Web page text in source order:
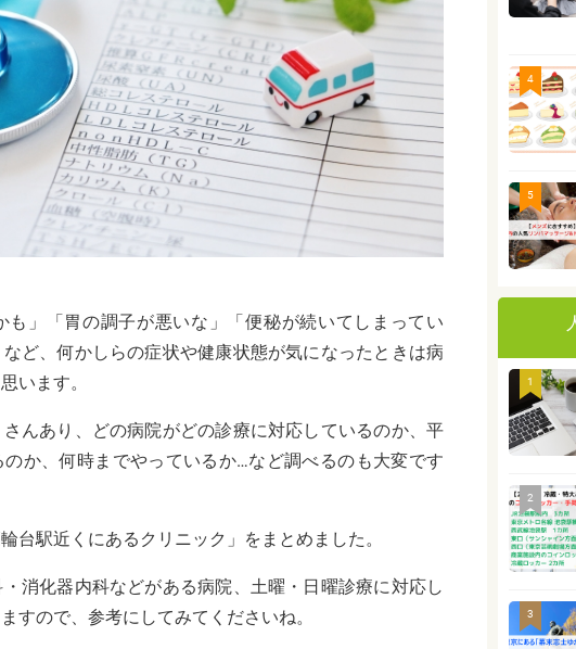
も」「胃の調子が悪いな」「便秘が続いてしまってい
ど、何かしらの症状や健康状態が気になったときは病
います。
んあり、どの病院がどの診療に対応しているのか、平
か、何時までやっているか…など調べるのも大変です
台駅近くにあるクリニック」をまとめました。
消化器内科などがある病院、土曜・日曜診療に対応し
すので、参考にしてみてくださいね。
4
5
1
2
3